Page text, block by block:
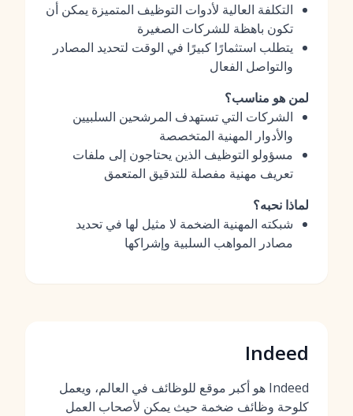
التكلفة العالية لأدوات التوظيف المتميزة يمكن أن
تكون باهظة للشركات الصغيرة
يتطلب استثمارًا كبيرًا في الوقت لتحديد المصادر
والتواصل الفعال
لمن هو مناسب؟
الشركات التي تستهدف المرشحين السلبيين
والأدوار المهنية المتخصصة
مسؤولو التوظيف الذين يحتاجون إلى ملفات
تعريف مهنية مفصلة للتدقيق المتعمق
لماذا نحبه؟
شبكته المهنية الضخمة لا مثيل لها في تحديد
مصادر المواهب السلبية وإشراكها
Indeed
Indeed هو أكبر موقع للوظائف في العالم، ويعمل
كلوحة وظائف ضخمة حيث يمكن لأصحاب العمل